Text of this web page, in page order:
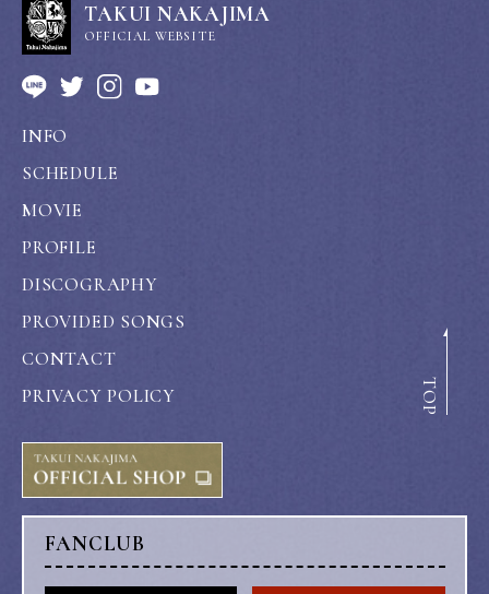
TAKUI NAKAJIMA
OFFICIAL WEBSITE
INFO
SCHEDULE
MOVIE
PROFILE
DISCOGRAPHY
PROVIDED SONGS
CONTACT
PRIVACY POLICY
TOP
FANCLUB